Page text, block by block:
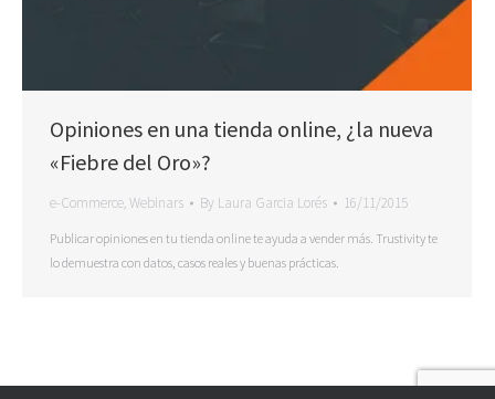
Opiniones en una tienda online, ¿la nueva
«Fiebre del Oro»?
e-Commerce,Webinars By Laura Garcia Lorés 16/11/2015
Publicar opiniones en tu tienda online te ayuda a vender más. Trustivity te
lo demuestra con datos, casos reales y buenas prácticas.